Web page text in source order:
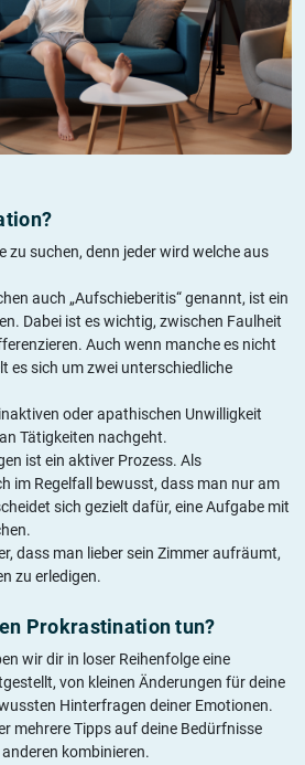
zu suchen, denn jeder wird welche aus
auch „Aufschieberitis“ genannt, ist ein
Dabei ist es wichtig, zwischen Faulheit
Auch wenn manche es nicht
es sich um zwei unterschiedliche
oder apathischen Unwilligkeit
Tätigkeiten nachgeht.
ist ein aktiver Prozess. Als
im Regelfall bewusst, dass man nur am
sich gezielt dafür, eine Aufgabe mit
dass man lieber sein Zimmer aufräumt,
zu erledigen.
Prokrastination tun?
wir dir in loser Reihenfolge eine
von kleinen Änderungen für deine
Hinterfragen deiner Emotionen.
mehrere Tipps auf deine Bedürfnisse
kombinieren.